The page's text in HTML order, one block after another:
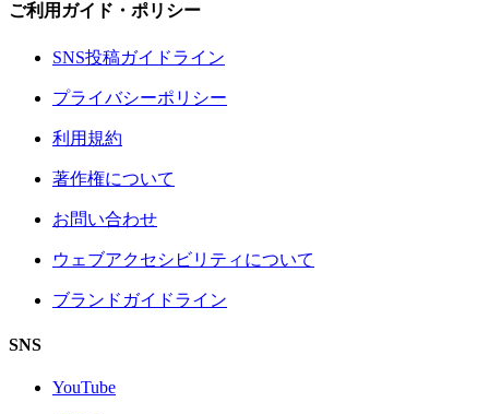
ご利用ガイド・ポリシー
SNS投稿ガイドライン
プライバシーポリシー
利用規約
著作権について
お問い合わせ
ウェブアクセシビリティについて
ブランドガイドライン
SNS
YouTube